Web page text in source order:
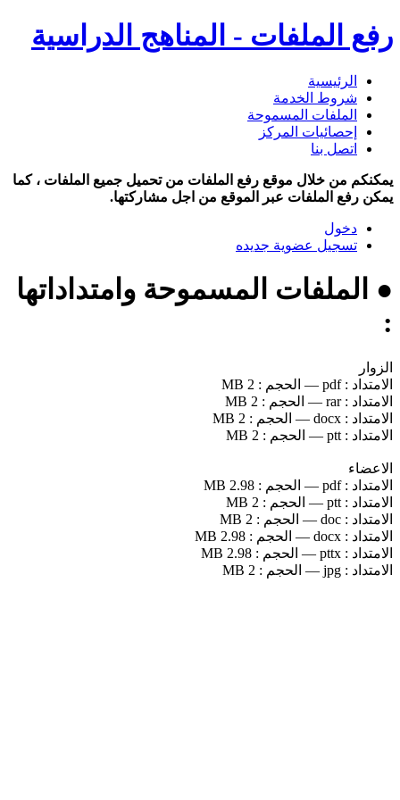
رفع الملفات - المناهج الدراسية
الرئيسية
شروط الخدمة
الملفات المسموحة
إحصائيات المركز
اتصل بنا
يمكنكم من خلال موقع رفع الملفات من تحميل جميع الملفات ، كما
يمكن رفع الملفات عبر الموقع من اجل مشاركتها.
دخول
تسجيل عضوية جديده
● الملفات المسموحة وامتداداتها
:
الزوار
الامتداد :pdf
— الحجم : 2 MB
الامتداد :rar
— الحجم : 2 MB
الامتداد : docx
— الحجم : 2 MB
الامتداد : ptt
— الحجم : 2 MB
الاعضاء
الامتداد :pdf
— الحجم : 2.98 MB
الامتداد : ptt
— الحجم : 2 MB
الامتداد : doc
— الحجم : 2 MB
الامتداد : docx
— الحجم : 2.98 MB
الامتداد : pttx
— الحجم : 2.98 MB
الامتداد : jpg
— الحجم : 2 MB